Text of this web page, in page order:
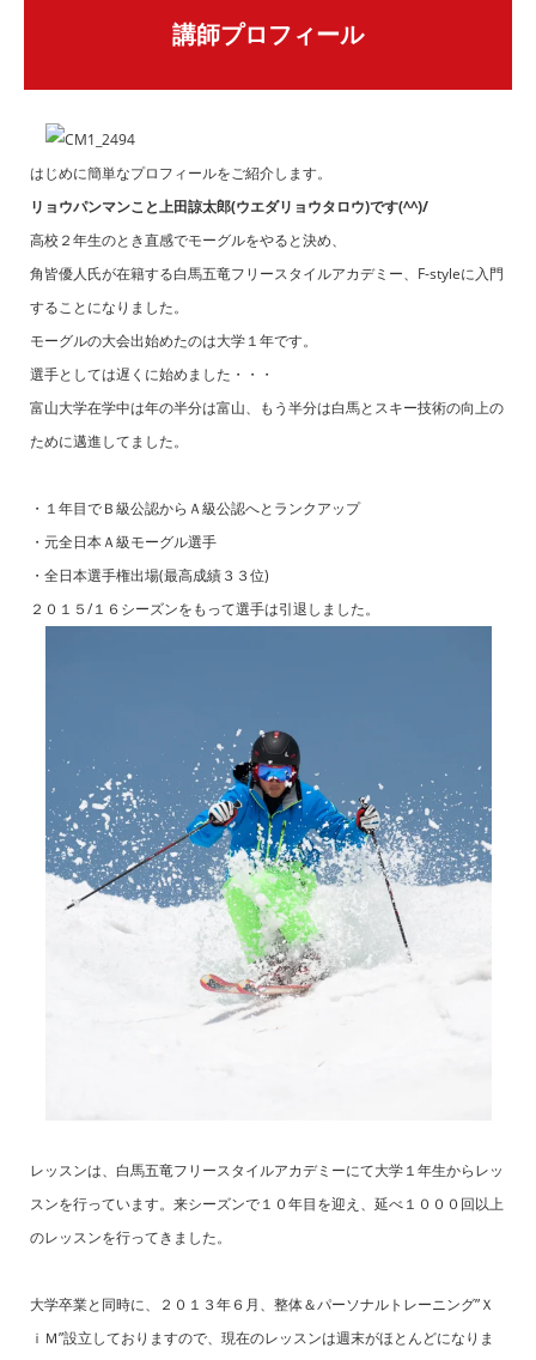
講師プロフィール
はじめに簡単なプロフィールをご紹介します。
リョウパンマンこと上田諒太郎(ウエダリョウタロウ)です(^^)/
高校２年生のとき直感でモーグルをやると決め、
角皆優人氏が在籍する白馬五竜フリースタイルアカデミー、F-styleに入門
することになりました。
モーグルの大会出始めたのは大学１年です。
選手としては遅くに始めました・・・
富山大学在学中は年の半分は富山、もう半分は白馬とスキー技術の向上の
ために邁進してました。
・１年目でＢ級公認からＡ級公認へとランクアップ
・元全日本Ａ級モーグル選手
・全日本選手権出場(最高成績３３位)
２０１５/１６シーズンをもって選手は引退しました。
レッスンは、白馬五竜フリースタイルアカデミーにて大学１年生からレッ
スンを行っています。来シーズンで１０年目を迎え、延べ１０００回以上
のレッスンを行ってきました。
大学卒業と同時に、２０１３年６月、整体＆パーソナルトレーニング”Ｘ
ｉＭ”設立しておりますので、現在のレッスンは週末がほとんどになりま